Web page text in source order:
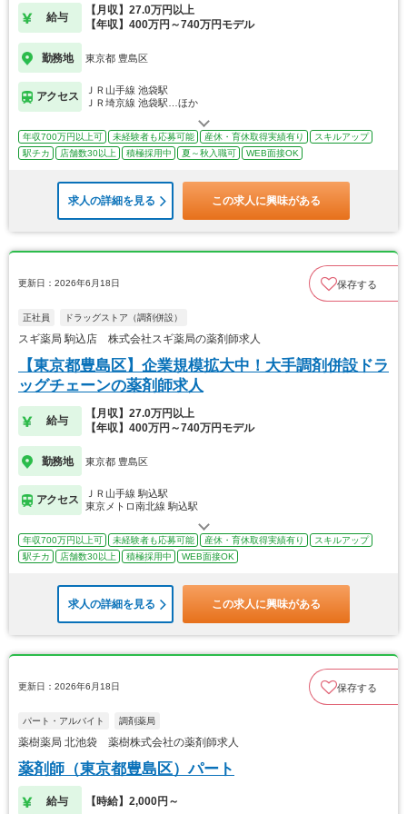
給与
【月収】27.0万円以上
【年収】400万円～740万円モデル
勤務地 東京都 豊島区
アクセス
ＪＲ山手線 池袋駅
ＪＲ埼京線 池袋駅…ほか
年収700万円以上可 未経験者も応募可能 産休・育休取得実績有り
スキルアップ
駅チカ
店舗数30以上 積極採用中 夏～秋入職可 WEB面接OK
求人の詳細を見る この求人に興味がある
更新日：2026年6月18日 保存する
正社員 ドラッグストア（調剤併設）
スギ薬局 駒込店 株式会社スギ薬局の薬剤師求人
【東京都豊島区】企業規模拡大中！大手調剤併設ドラ
ッグチェーンの薬剤師求人
給与
【月収】27.0万円以上
【年収】400万円～740万円モデル
勤務地 東京都 豊島区
アクセス
ＪＲ山手線 駒込駅
東京メトロ南北線 駒込駅
年収700万円以上可 未経験者も応募可能 産休・育休取得実績有り
スキルアップ
駅チカ
店舗数30以上 積極採用中 WEB面接OK
求人の詳細を見る この求人に興味がある
更新日：2026年6月18日 保存する
パート・アルバイト 調剤薬局
薬樹薬局 北池袋 薬樹株式会社の薬剤師求人
薬剤師（東京都豊島区）パート
給与 【時給】2,000円～